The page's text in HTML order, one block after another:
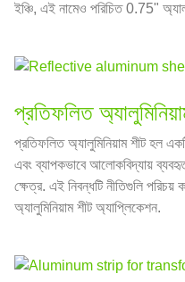
ইঞ্চি, এই নামেও পরিচিত 0.75"
প্রতিফলিত
প্রতিফলিত অ্যালুমিনিয়াম শীট হল
এবং ব্যাপকভাবে আলোকবিদ্যায়
ক্ষেত্র. এই নিবন্ধটি নীতিগুলি পরিচয়
অ্যালুমিনিয়াম শীট অ্যাপ্লিকেশন.